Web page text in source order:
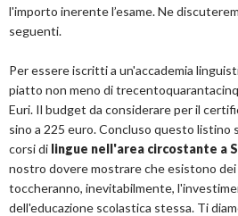
l'importo inerente l’esame. Ne
seguenti.
Per essere iscritti a un'accademia
piatto non meno di
Euri. Il budget da considerare per il
sino a 225 euro. Concluso questo listino
corsi di lingue nell'area circostante a
nostro dovere mostrare che esistono
toccheranno, inevitabilmente,
dell'educazione scolastica stessa. Ti